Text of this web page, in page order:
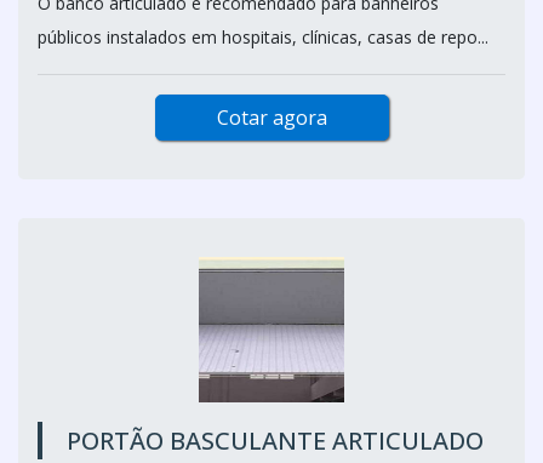
públicos instalados em hospitais, clínicas, casas de repo...
Cotar agora
PORTÃO BASCULANTE ARTICULADO